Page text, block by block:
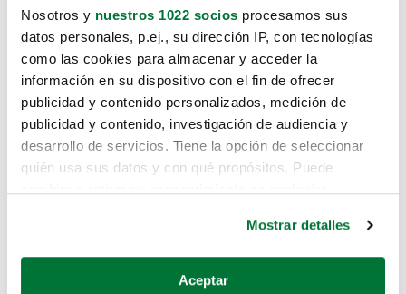
Nosotros y nuestros 1022 socios procesamos sus
datos personales, p.ej., su dirección IP, con tecnologías
como las cookies para almacenar y acceder la
información en su dispositivo con el fin de ofrecer
publicidad y contenido personalizados, medición de
publicidad y contenido, investigación de audiencia y
desarrollo de servicios. Tiene la opción de seleccionar
quién usa sus datos y con qué propósitos. Puede
Si lo permite, también quisiéramos:
Mostrar detalles
Aceptar
Lo sentimos, no sabemos como te
hemos traido hasta aquí.
Pero puedes encontrar el coche que
estás buscando en alguno de estos
enlaces:
Coches de segunda mano